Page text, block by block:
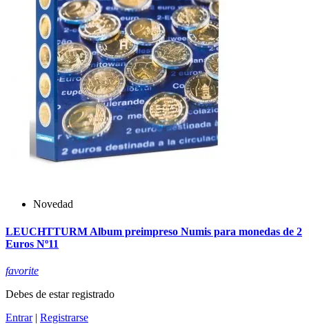
Novedad
LEUCHTTURM Album preimpreso Numis para monedas de 2
Euros Nº11
favorite
Debes de estar registrado
Entrar| Registrarse